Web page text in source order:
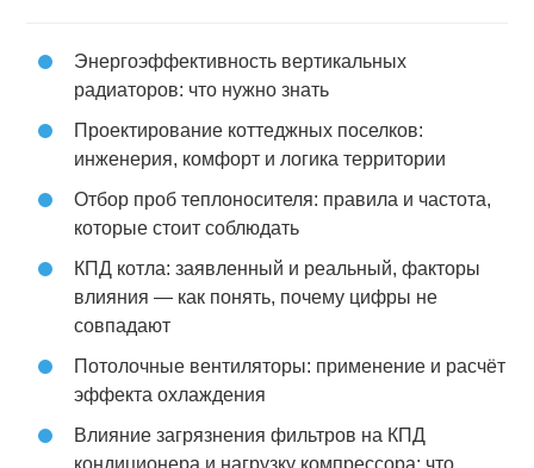
Энергоэффективность вертикальных
радиаторов: что нужно знать
Проектирование коттеджных поселков:
инженерия, комфорт и логика территории
Отбор проб теплоносителя: правила и частота,
которые стоит соблюдать
КПД котла: заявленный и реальный, факторы
влияния — как понять, почему цифры не
совпадают
Потолочные вентиляторы: применение и расчёт
эффекта охлаждения
Влияние загрязнения фильтров на КПД